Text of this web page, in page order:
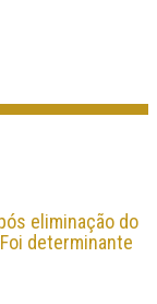
eliminação do
determinante